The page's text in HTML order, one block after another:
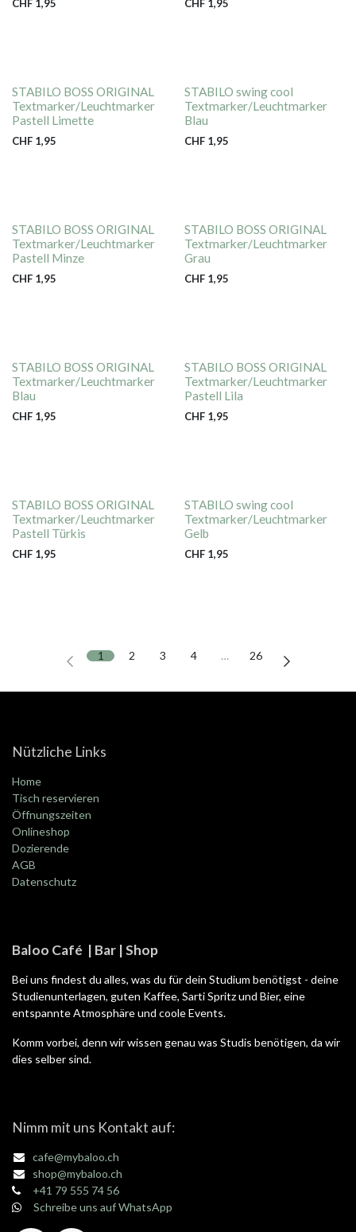
CHF 1,95 CHF 1,95
STABILO BOSS ORIGINAL
Textmarker/Leuchtmarker
Pastell Limette
CHF 1,95
STABILO swing cool
Textmarker/Leuchtmarker
Blau
CHF 1,95
STABILO BOSS ORIGINAL
Textmarker/Leuchtmarker
Pastell Minze
CHF 1,95
STABILO BOSS ORIGINAL
Textmarker/Leuchtmarker
Grau
CHF 1,95
STABILO BOSS ORIGINAL
Textmarker/Leuchtmarker
Blau
CHF 1,95
STABILO BOSS ORIGINAL
Textmarker/Leuchtmarker
Pastell Lila
CHF 1,95
STABILO BOSS ORIGINAL
Textmarker/Leuchtmarker
Pastell Türkis
CHF 1,95
STABILO swing cool
Textmarker/Leuchtmarker
Gelb
CHF 1,95
1 2 3 4 … 26
Nützliche Links
Home
Tisch reservieren
Öffnungszeiten
Onlineshop
Dozierende
AGB
Datenschutz
Baloo Café | Bar | Shop
Bei uns findest du alles, was du für dein Studium benötigst - deine
Studienunterlagen, guten Kaffee, Sarti Spritz und Bier, eine
entspannte Atmosphäre und coole Events.
Komm vorbei, denn wir wissen genau was Studis benötigen, da wir
dies selber sind.
Nimm mit uns Kontakt auf:
cafe@mybaloo.ch
shop@mybaloo.ch
+41 79 555 74 56
Schreibe uns auf WhatsApp